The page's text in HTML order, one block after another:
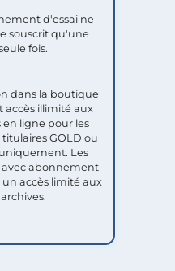
d'essai ne
souscrit qu'une
fois.​
dans la boutique
accès illimité aux
en ligne pour les
GOLD ou
Les
abonnement
un accès limité aux
archives.